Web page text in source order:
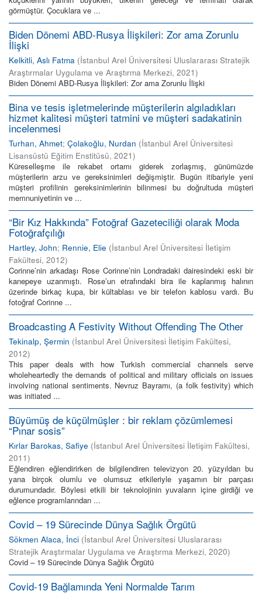
görmüştür. Çocuklara ve ...
Biden Dönemi ABD-Rusya İlişkileri: Zor ama Zorunlu
İlişki
Kelkitli, Aslı Fatma (İstanbul Arel Üniversitesi Uluslararası Stratejik
Araştırmalar Uygulama ve Araştırma Merkezi, 2021)
Biden Dönemi ABD-Rusya İlişkileri: Zor ama Zorunlu İlişki
Bina ve tesis işletmelerinde müşterilerin algıladıkları
hizmet kalitesi müşteri tatmini ve müşteri sadakatinin
incelenmesi
Turhan, Ahmet; Çolakoğlu, Nurdan (İstanbul Arel Üniversitesi
Lisansüstü Eğitim Enstitüsü, 2021)
Küreselleşme ile rekabet ortamı giderek zorlaşmış, günümüzde
müşterilerin arzu ve gereksinimleri değişmiştir. Bugün itibariyle yeni
müşteri profilinin gereksinimlerinin bilinmesi bu doğrultuda müşteri
memnuniyetinin ve ...
“Bir Kız Hakkında” Fotoğraf Gazeteciliği olarak Moda
Fotoğrafçılığı
Hartley, John; Rennie, Elie (İstanbul Arel Üniversitesi İletişim
Fakültesi, 2012)
Corinne’nin arkadaşı Rose Corinne’nin Londradaki dairesindeki eski bir
kanepeye uzanmıştı. Rose’un etrafındaki bira ile kaplanmış halının
üzerinde birkaç kupa, bir kültablası ve bir telefon kablosu vardı. Bu
fotoğraf Corinne ...
Broadcasting A Festivity Without Offending The Other
Tekinalp, Şermin (İstanbul Arel Üniversitesi İletişim Fakültesi,
2012)
This paper deals with how Turkish commercial channels serve
wholeheartedly the demands of political and military officials on issues
involving national sentiments. Nevruz Bayramı, (a folk festivity) which
was initiated ...
Büyümüş de küçülmüşler : bir reklam çözümlemesi
“Pınar sosis”
Kırlar Barokas, Safiye (İstanbul Arel Üniversitesi İletişim Fakültesi,
2011)
Eğlendiren eğlendirirken de bilgilendiren televizyon 20. yüzyıldan bu
yana birçok olumlu ve olumsuz etkileriyle yaşamın bir parçası
durumundadır. Böylesi etkili bir teknolojinin yuvaların içine girdiği ve
eğlence programlarından ...
Covid – 19 Sürecinde Dünya Sağlık Örgütü
Sökmen Alaca, İnci (İstanbul Arel Üniversitesi Uluslararası
Stratejik Araştırmalar Uygulama ve Araştırma Merkezi, 2020)
Covid – 19 Sürecinde Dünya Sağlık Örgütü
Covid-19 Bağlamında Yeni Normalde Tarım